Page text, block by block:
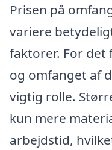
Prisen på
variere
faktorer. For det
og omfanget af
vigtig rolle.
kun mere
arbejdstid,